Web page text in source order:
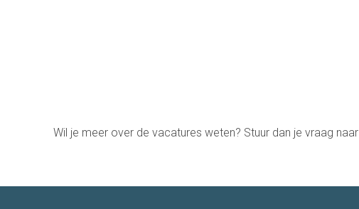
Wil je meer over de vacatures weten? Stuur dan je vraag naar